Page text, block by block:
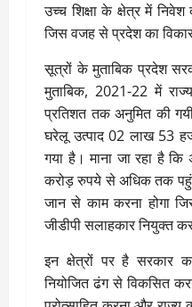
उच्च शिक्षा के क्षेत्र में निवेश
जिस वजह से प्रदेश का
सूत्रों के मुताबिक प्रदेश
मुताबिक, 2021-22 में
प्रतिशत तक अनुमित की
घरेलू उत्पाद 02 लाख 53
गया है। माना जा रहा है
करोड़ रुपये से अधिक तक
जान से काम करना होगा
जीडीपी सलाहकार नियुक्त
इन क्षेत्रों पर है सरकार
नियोजित ढंग से विकसित